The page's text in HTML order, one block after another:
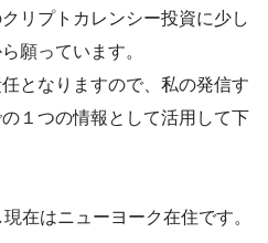
リプトカレンシー投資に少し
願っています。
となりますので、私の発信す
１つの情報として活用して下
在はニューヨーク在住です。